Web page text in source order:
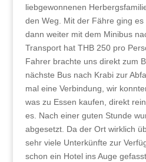
liebgewonnenen
den Weg. Mit der Fähre ging
dann weiter mit dem Minibus
Transport hat THB 250 pro
Fahrer brachte uns direkt zum
nächste Bus nach Krabi zur
mal eine Verbindung, wir
was zu Essen kaufen, direkt
es. Nach einer guten Stunde
abgesetzt. Da der Ort wirklich
sehr viele Unterkünfte zur
schon ein Hotel ins Auge